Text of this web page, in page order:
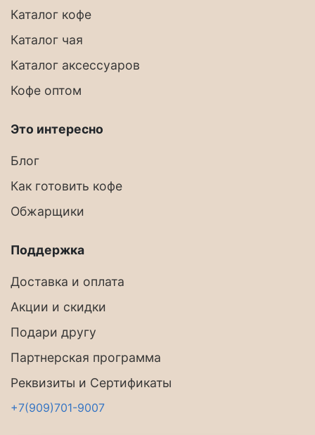
Каталог кофе
Каталог чая
Каталог аксессуаров
Кофе оптом
Это интересно
Блог
Как готовить кофе
Обжарщики
Поддержка
Доставка и оплата
Акции и скидки
Подари другу
Партнерская программа
Реквизиты и Сертификаты
+7(909)701-9007